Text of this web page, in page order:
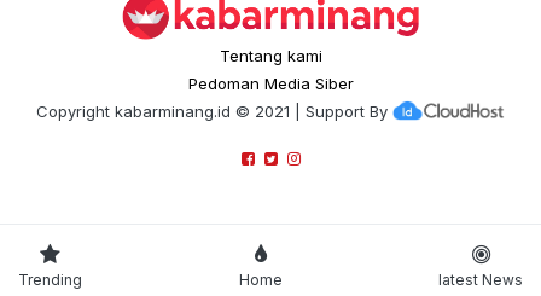
Tentang kami
Pedoman Media Siber
Copyright kabarminang.id © 2021 | Support By
Trending Home latest News